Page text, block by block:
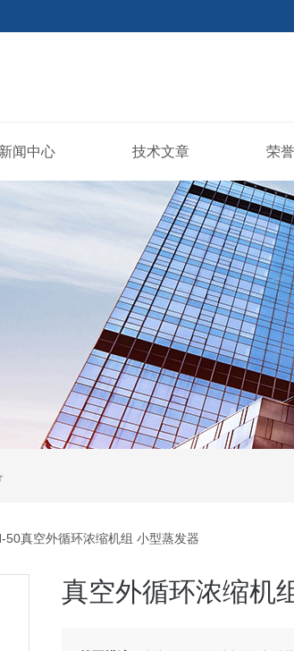
新闻中心 技术文章 荣
50真空外循环浓缩机组 小型蒸发器
真空外循环浓缩机